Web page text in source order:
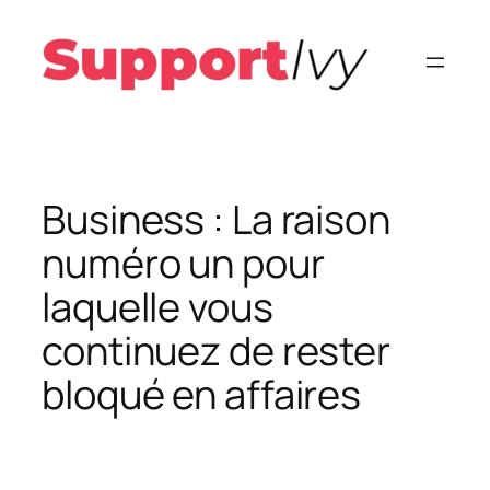
contenu
Business : La raison
numéro un pour
laquelle vous
continuez de rester
bloqué en affaires